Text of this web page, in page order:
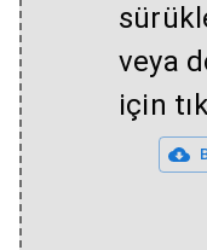
veya
için